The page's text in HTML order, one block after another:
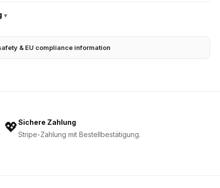
▾
& EU compliance information
💖Sichere Zahlung
Stripe-Zahlung mit Bestellbestätigung.